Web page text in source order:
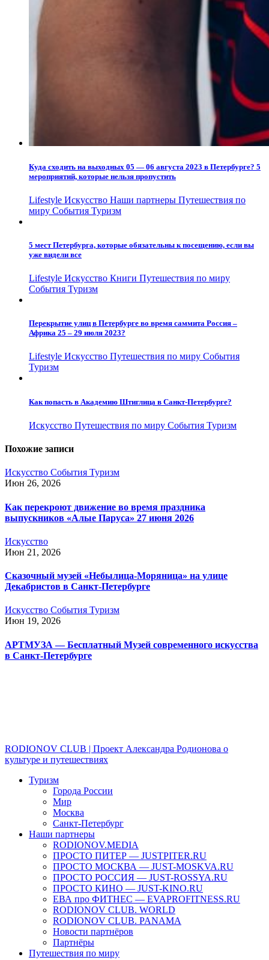
Куда сходить на выходных 05 — 06 августа 2023 в Петербурге? 5
мероприятий, которые нельзя пропустить
Lifestyle Искусство Наши партнеры Путешествия по
миру События Туризм
5 мест Петербурга, которые обязательны к посещению, если вы
уже видели все
Lifestyle Искусство Книги Путешествия по миру
События Туризм
Перекрытие улиц в Петербурге во время саммита Россия –
Африка 25 – 29 июля 2023?
Lifestyle Искусство Путешествия по миру События
Туризм
Как попасть в Академию Штиглица в Санкт-Петербурге?
Искусство Путешествия по миру События Туризм
Похожие записи
Искусство События Туризм
Июн 26, 2026
Как перекроют движение во время праздника
выпускников «Алые Паруса» 27 июня 2026
Искусство
Июн 21, 2026
Сказочный музей «Небылица-Моряница» на улице
Декабристов в Санкт-Петербурге
Искусство События Туризм
Июн 19, 2026
АРТМУЗА — Бесплатный Музей современного искусства
в Санкт-Петербурге
RODIONOV CLUB | Проект Александра Родионова о
культуре и путешествиях
Туризм
Города России
Мир
Москва
Санкт-Петербург
Наши партнеры
RODIONOV.MEDIA
ПРОСТО ПИТЕР — JUSTPITER.RU
ПРОСТО МОСКВА — JUST-MOSKVA.RU
ПРОСТО РОССИЯ — JUST-ROSSYA.RU
ПРОСТО КИНО — JUST-KINO.RU
ЕВА про ФИТНЕС — EVAPROFITNESS.RU
RODIONOV CLUB. WORLD
RODIONOV CLUB. PANAMA
Новости партнёров
Партнёры
Путешествия по миру